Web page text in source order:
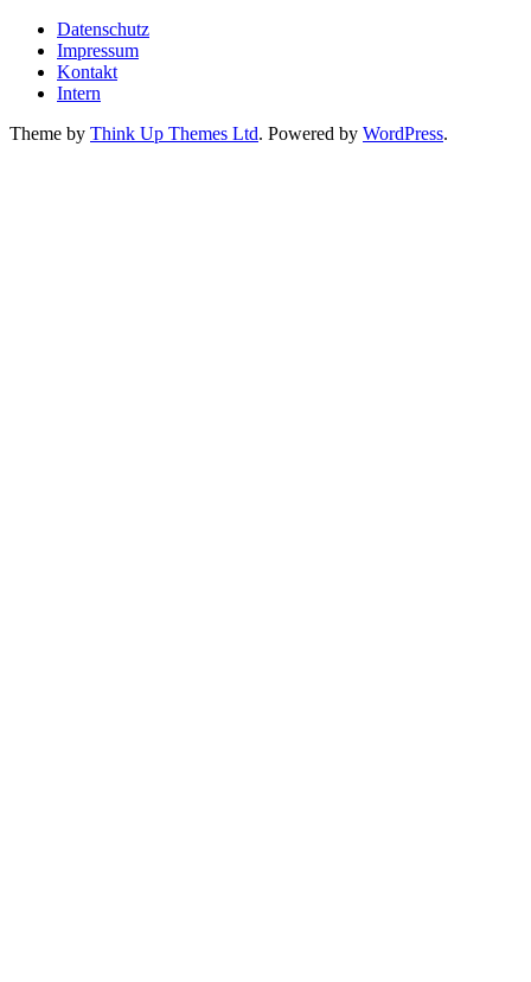
Datenschutz
Impressum
Kontakt
Intern
Theme by Think Up Themes Ltd. Powered by WordPress.